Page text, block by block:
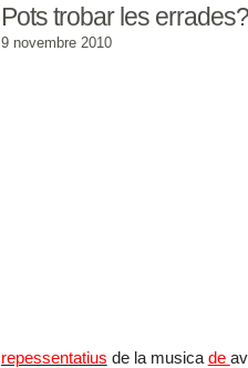
Pots trobar les
9 novembre 2010
repessentatius de la musica de